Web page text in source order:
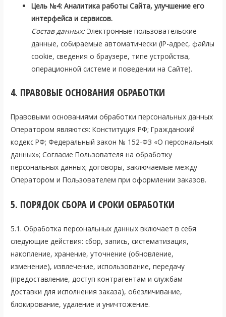
Цель №4: Аналитика работы Сайта, улучшение его
интерфейса и сервисов.
Состав данных:Электронные пользовательские
данные, собираемые автоматически (IP-адрес, файлы
cookie, сведения о браузере, типе устройства,
операционной системе и поведении на Сайте).
4. ПРАВОВЫЕ ОСНОВАНИЯ ОБРАБОТКИ
Правовыми основаниями обработки персональных данных
Оператором являются: Конституция РФ; Гражданский
кодекс РФ; Федеральный закон № 152-ФЗ «О персональных
данных»; Согласие Пользователя на обработку
персональных данных; договоры, заключаемые между
Оператором и Пользователем при оформлении заказов.
5. ПОРЯДОК СБОРА И СРОКИ ОБРАБОТКИ
5.1. Обработка персональных данных включает в себя
следующие действия: сбор, запись, систематизация,
накопление, хранение, уточнение (обновление,
изменение), извлечение, использование, передачу
(предоставление, доступ контрагентам и службам
доставки для исполнения заказа), обезличивание,
блокирование, удаление и уничтожение.